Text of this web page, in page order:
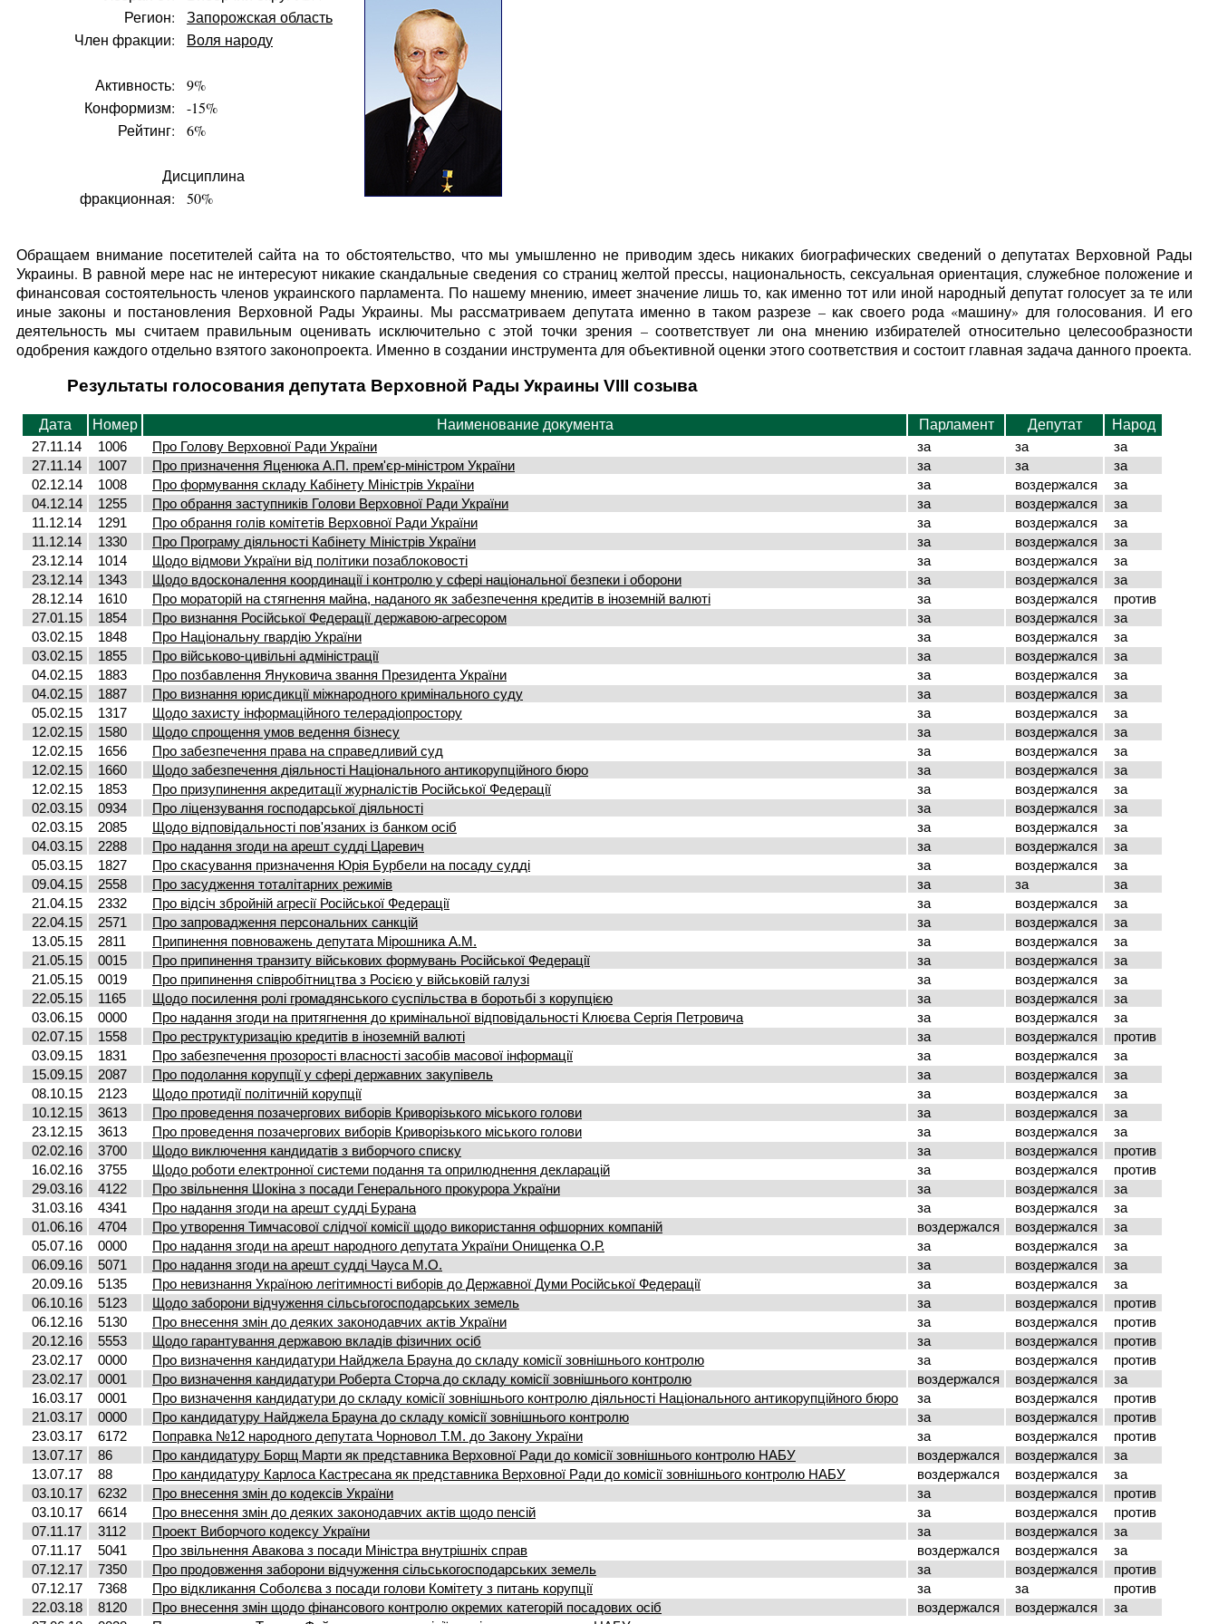
Регион:
Запорожская область
Член фракции:
Воля народу
Активность:
9%
Конформизм:
-15%
Рейтинг:
6%
Дисциплина
фракционная:
50%
Обращаем внимание посетителей сайта на то обстоятельство, что мы умышленно не приводим здесь никаких биографических сведений о депутатах Верховной Рады
Украины. В равной мере нас не интересуют никакие скандальные сведения со страниц желтой прессы, национальность, сексуальная ориентация, служебное положение и
финансовая состоятельность членов украинского парламента. По нашему мнению, имеет значение лишь то, как именно тот или иной народный депутат голосует за те или
иные законы и постановления Верховной Рады Украины. Мы рассматриваем депутата именно в таком разрезе – как своего рода «машину» для голосования. И его
деятельность мы считаем правильным оценивать исключительно с этой точки зрения – соответствует ли она мнению избирателей относительно целесообразности
одобрения каждого отдельно взятого законопроекта. Именно в создании инструмента для объективной оценки этого соответствия и состоит главная задача данного проекта.
Результаты голосования депутата Верховной Рады Украины VIII созыва
Дата Номер Наименование документа Парламент Депутат
Народ
27.11.14
1006 Про Голову Верховної Ради України за за
за
27.11.14
1007 Про призначення Яценюка А.П. прем'єр-міністром України за за
за
02.12.14
1008 Про формування складу Кабінету Міністрів України за воздержался
за
04.12.14
1255 Про обрання заступників Голови Верховної Ради України за воздержался
за
11.12.14
1291 Про обрання голів комітетів Верховної Ради України за воздержался
за
11.12.14
1330 Про Програму діяльності Кабінету Міністрів України за воздержался
за
23.12.14
1014 Щодо відмови України від політики позаблоковості за воздержался
за
23.12.14
1343 Щодо вдосконалення координації і контролю у сфері національної безпеки і оборони за воздержался
за
28.12.14
1610 Про мораторій на стягнення майна, наданого як забезпечення кредитів в іноземній валюті за воздержался
против
27.01.15
1854 Про визнання Російської Федерації державою-агресором за воздержался
за
03.02.15
1848 Про Національну гвардію України за воздержался
за
03.02.15
1855 Про військово-цивільні адміністрації за воздержался
за
04.02.15
1883 Про позбавлення Януковича звання Президента України за воздержался
за
04.02.15
1887 Про визнання юрисдикції міжнародного кримінального суду за воздержался
за
05.02.15
1317 Щодо захисту інформаційного телерадіопростору за воздержался
за
12.02.15
1580 Щодо спрощення умов ведення бізнесу за воздержался
за
12.02.15
1656 Про забезпечення права на справедливий суд за воздержался
за
12.02.15
1660 Щодо забезпечення діяльності Національного антикорупційного бюро за воздержался
за
12.02.15
1853 Про призупинення акредитації журналістів Російської Федерації за воздержался
за
02.03.15
0934 Про ліцензування господарської діяльності за воздержался
за
02.03.15
2085 Щодо відповідальності пов'язаних із банком осіб за воздержался
за
04.03.15
2288 Про надання згоди на арешт судді Царевич за воздержался
за
05.03.15
1827 Про скасування призначення Юрія Бурбели на посаду судді за воздержался
за
09.04.15
2558 Про засудження тоталітарних режимів за за
за
21.04.15
2332 Про відсіч збройній агресії Російської Федерації за воздержался
за
22.04.15
2571 Про запровадження персональних санкцій за воздержался
за
13.05.15
2811 Припинення повноважень депутата Мірошника А.М. за воздержался
за
21.05.15
0015 Про припинення транзиту військових формувань Російської Федерації за воздержался
за
21.05.15
0019 Про припинення співробітництва з Росією у військовій галузі за воздержался
за
22.05.15
1165 Щодо посилення ролі громадянського суспільства в боротьбі з корупцією за воздержался
за
03.06.15
0000 Про надання згоди на притягнення до кримінальної відповідальності Клюєва Сергія Петровича за воздержался
за
02.07.15
1558 Про реструктуризацію кредитів в іноземній валюті за воздержался
против
03.09.15
1831 Про забезпечення прозорості власності засобів масової інформації за воздержался
за
15.09.15
2087 Про подолання корупції у сфері державних закупівель за воздержался
за
08.10.15
2123 Щодо протидії політичній корупції за воздержался
за
10.12.15
3613 Про проведення позачергових виборів Криворізького міського голови за воздержался
за
23.12.15
3613 Про проведення позачергових виборів Криворізького міського голови за воздержался
за
02.02.16
3700 Щодо виключення кандидатів з виборчого списку за воздержался
против
16.02.16
3755 Щодо роботи електронної системи подання та оприлюднення декларацій за воздержался
против
29.03.16
4122 Про звільнення Шокіна з посади Генерального прокурора України за воздержался
за
31.03.16
4341 Про надання згоди на арешт судді Бурана за воздержался
за
01.06.16
4704 Про утворення Тимчасової слідчої комісії щодо використання офшорних компаній воздержался воздержался
за
05.07.16
0000 Про надання згоди на арешт народного депутата України Онищенка О.Р. за воздержался
за
06.09.16
5071 Про надання згоди на арешт судді Чауса М.О. за воздержался
за
20.09.16
5135 Про невизнання Україною легітимності виборів до Державної Думи Російської Федерації за воздержался
за
06.10.16
5123 Щодо заборони відчуження сільсьгогосподарських земель за воздержался
против
06.12.16
5130 Про внесення змін до деяких законодавчих актів України за воздержался
против
20.12.16
5553 Щодо гарантування державою вкладів фізичних осіб за воздержался
против
23.02.17
0000 Про визначення кандидатури Найджела Брауна до складу комісії зовнішнього контролю за воздержался
против
23.02.17
0001 Про визначення кандидатури Роберта Сторча до складу комісії зовнішнього контролю воздержался воздержался
за
16.03.17
0001 Про визначення кандидатури до складу комісії зовнішнього контролю діяльності Національного антикорупційного бюро за воздержался
против
21.03.17
0000 Про кандидатуру Найджела Брауна до складу комісії зовнішнього контролю за воздержался
против
23.03.17
6172 Поправка №12 народного депутата Чорновол Т.М. до Закону України за воздержался
против
13.07.17
86 Про кандидатуру Борщ Марти як представника Верховної Ради до комісії зовнішнього контролю НАБУ воздержался воздержался
за
13.07.17
88 Про кандидатуру Карлоса Кастресана як представника Верховної Ради до комісії зовнішнього контролю НАБУ воздержался воздержался
за
03.10.17
6232 Про внесення змін до кодексів України за воздержался
против
03.10.17
6614 Про внесення змін до деяких законодавчих актів щодо пенсій за воздержался
против
07.11.17
3112 Проект Виборчого кодексу України за воздержался
за
07.11.17
5041 Про звільнення Авакова з посади Міністра внутрішніх справ воздержался воздержался
за
07.12.17
7350 Про продовження заборони відчуження сільськогосподарських земель за воздержался
против
07.12.17
7368 Про відкликання Соболєва з посади голови Комітету з питань корупції за за
против
22.03.18
8120 Про внесення змін щодо фінансового контролю окремих категорій посадових осіб воздержался воздержался
за